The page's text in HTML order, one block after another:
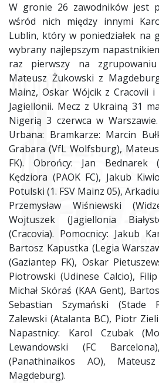
W gronie 26 zawodników jest
wśród nich między innymi
Lublin, który w poniedziałek na
wybrany najlepszym
raz pierwszy na
Mateusz Żukowski z
Mainz, Oskar Wójcik z Cracovii
Jagiellonii. Mecz z Ukrainą 31
Nigerią 3 czerwca w
Urbana: Bramkarze: Marcin
Grabara (VfL Wolfsburg),
FK). Obrońcy: Jan Bednarek
Kędziora (PAOK FC), Jakub
Potulski (1. FSV Mainz 05),
Przemysław Wiśniewski
Wojtuszek (Jagiellonia
(Cracovia). Pomocnicy: Jakub
Bartosz Kapustka (Legia
(Gaziantep FK), Oskar
Piotrowski (Udinese Calcio),
Michał Skóraś (KAA Gent),
Sebastian Szymański (Stade
Zalewski (Atalanta BC), Piotr
Napastnicy: Karol Czubak
Lewandowski (FC
(Panathinaikos AO),
Magdeburg).